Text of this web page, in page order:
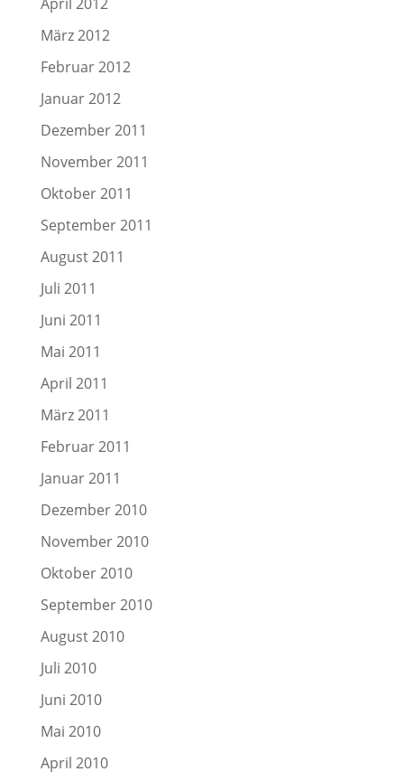
März 2012
Februar 2012
Januar 2012
Dezember 2011
November 2011
Oktober 2011
September 2011
August 2011
Juli 2011
Juni 2011
Mai 2011
April 2011
März 2011
Februar 2011
Januar 2011
Dezember 2010
November 2010
Oktober 2010
September 2010
August 2010
Juli 2010
Juni 2010
Mai 2010
April 2010